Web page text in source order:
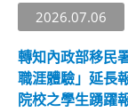
2026.07.06
轉知內政部移民
職涯體驗」延長
院校之學生踴躍